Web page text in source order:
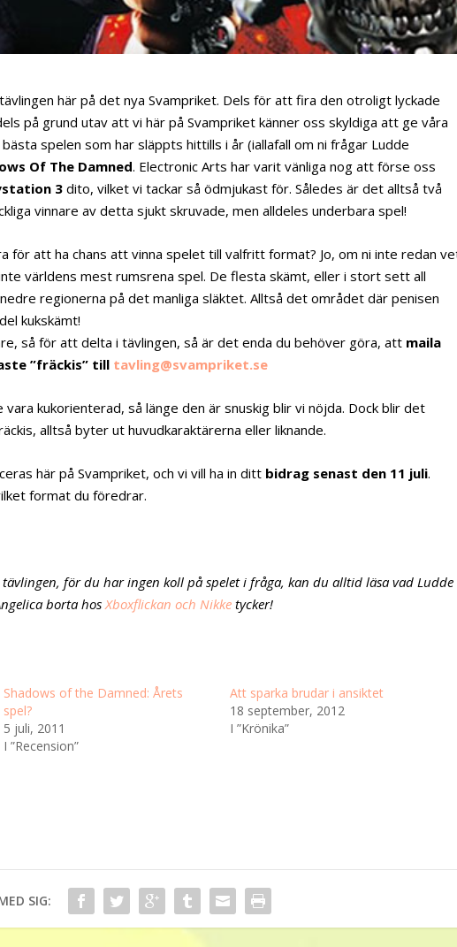
här på det nya Svampriket. Dels för att fira den otroligt lyckade
på grund utav att vi här på Svampriket känner oss skyldiga att ge våra
spelen som har släppts hittills i år (iallafall om ni frågar Ludde
Of The Damned. Electronic Arts har varit vänliga nog att förse oss
3 dito, vilket vi tackar så ödmjukast för. Således är det alltså två
vinnare av detta sjukt skruvade, men alldeles underbara spel!
för att ha chans att vinna spelet till valfritt format? Jo, om ni inte redan
världens mest rumsrena spel. De flesta skämt, eller i stort sett all
regionerna på det manliga släktet. Alltså det området där penisen
kukskämt!
så för att delta i tävlingen, så är det enda du behöver göra, att maila
”fräckis” till tavling@svampriket.se
kukorienterad, så länge den är snuskig blir vi nöjda. Dock blir det
alltså byter ut huvudkaraktärerna eller liknande.
här på Svampriket, och vi vill ha in ditt bidrag senast den 11 juli.
format du föredrar.
för du har ingen koll på spelet i fråga, kan du alltid läsa vad Ludde
borta hosXboxflickan och Nikke tycker!
Shadows of the Damned: Årets
spel?
5 juli, 2011
I ”Recension”
Att sparka brudar i ansiktet
18 september, 2012
I ”Krönika”
SIG: